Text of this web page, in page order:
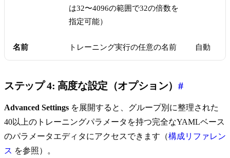
は32〜4096の範囲で32の倍数を
指定可能）
名前 トレーニング実行の任意の名前 自動
ステップ 4: 高度な設定（オプション）#
Advanced Settings を展開すると、グループ別に整理された
40以上のトレーニングパラメータを持つ完全なYAMLベース
のパラメータエディタにアクセスできます（構成リファレン
ス を参照）。